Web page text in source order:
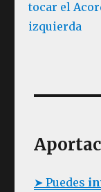
tocar el
izquierda
➤ Puedes